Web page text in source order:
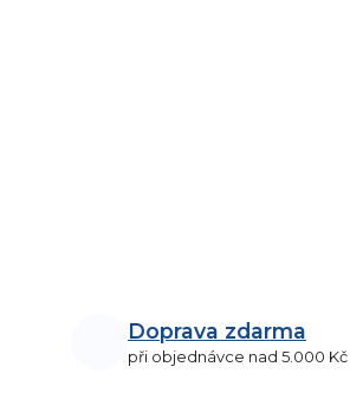
Doprava zdarma
při objednávce nad 5.000 Kč